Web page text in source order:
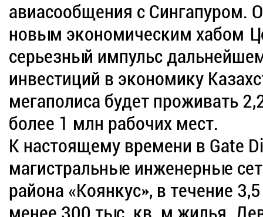
авиасообщения с Сингапуром.
новым экономическим хабом
серьезный импульс
инвестиций в экономику
мегаполиса будет проживать
более 1 млн рабочих мест.
К настоящему времени в Gate
магистральные инженерные
района «Коянкус», в течение